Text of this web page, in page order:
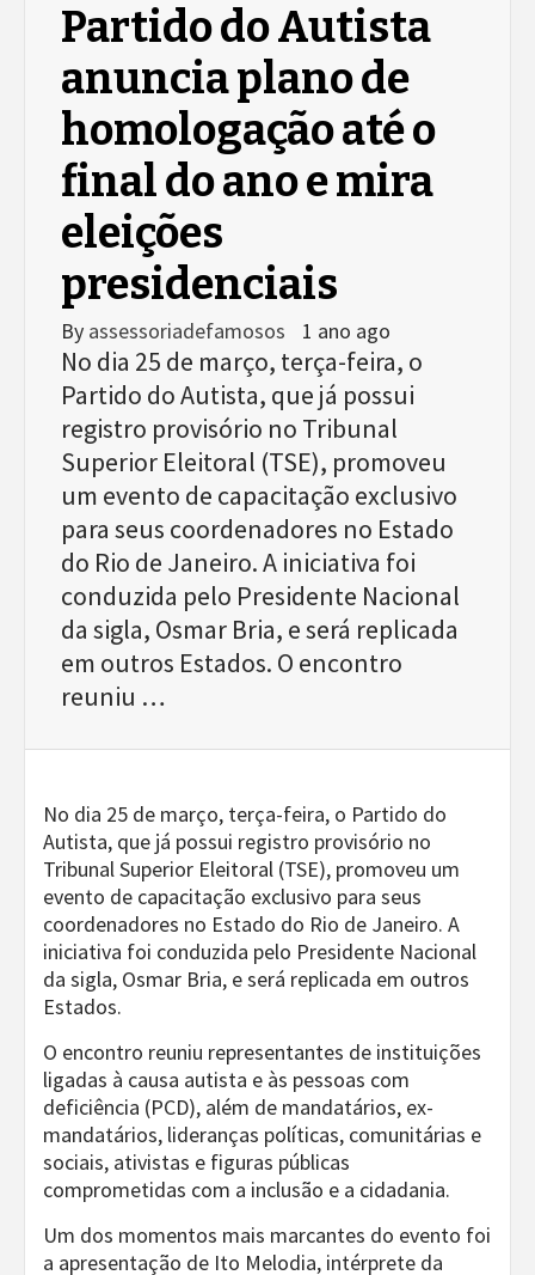
Partido do Autista
anuncia plano de
homologação até o
final do ano e mira
eleições
presidenciais
By assessoriadefamosos 1 ano ago
No dia 25 de março, terça-feira, o
Partido do Autista, que já possui
registro provisório no Tribunal
Superior Eleitoral (TSE), promoveu
um evento de capacitação exclusivo
para seus coordenadores no Estado
do Rio de Janeiro. A iniciativa foi
conduzida pelo Presidente Nacional
da sigla, Osmar Bria, e será replicada
em outros Estados. O encontro
reuniu …
No dia 25 de março, terça-feira, o Partido do
Autista, que já possui registro provisório no
Tribunal Superior Eleitoral (TSE), promoveu um
evento de capacitação exclusivo para seus
coordenadores no Estado do Rio de Janeiro. A
iniciativa foi conduzida pelo Presidente Nacional
da sigla, Osmar Bria, e será replicada em outros
Estados.
O encontro reuniu representantes de instituições
ligadas à causa autista e às pessoas com
deficiência (PCD), além de mandatários, ex-
mandatários, lideranças políticas, comunitárias e
sociais, ativistas e figuras públicas
comprometidas com a inclusão e a cidadania.
Um dos momentos mais marcantes do evento foi
a apresentação de Ito Melodia, intérprete da